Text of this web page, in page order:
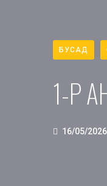
БУСАД
1-Р
16/05/2026